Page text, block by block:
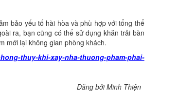
bảo yếu tố hài hòa và phù hợp với tổng thể
ra, bạn cũng có thể sử dụng khăn trải bàn
mới lại không gian phòng khách.
thuy-khi-xay-nha-thuong-pham-phai-
Đăng bởi Minh Thiện